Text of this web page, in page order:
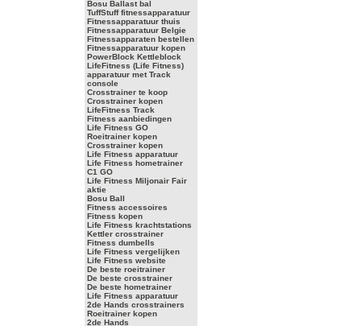
Bosu Ballast bal
TuffStuff fitnessapparatuur
Fitnessapparatuur thuis
Fitnessapparatuur Belgie
Fitnessapparaten bestellen
Fitnessapparatuur kopen
PowerBlock Kettleblock
LifeFitness (Life Fitness)
apparatuur met Track
console
Crosstrainer te koop
Crosstrainer kopen
LifeFitness Track
Fitness aanbiedingen
Life Fitness GO
Roeitrainer kopen
Crosstrainer kopen
Life Fitness apparatuur
Life Fitness hometrainer
C1 GO
Life Fitness Miljonair Fair
aktie
Bosu Ball
Fitness accessoires
Fitness kopen
Life Fitness krachtstations
Kettler crosstrainer
Fitness dumbells
Life Fitness vergelijken
Life Fitness website
De beste roeitrainer
De beste crosstrainer
De beste hometrainer
Life Fitness apparatuur
2de Hands crosstrainers
Roeitrainer kopen
2de Hands